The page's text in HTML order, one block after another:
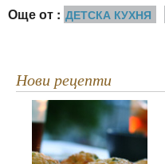
Още от : ДЕТСКА КУХНЯ
Нови рецепти